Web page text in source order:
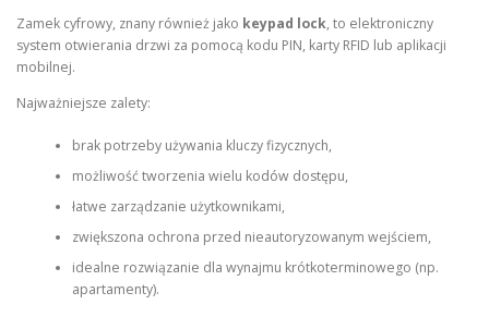
Zamek cyfrowy, znany również jako keypad lock, to elektroniczny
system otwierania drzwi za pomocą kodu PIN, karty RFID lub aplikacji
mobilnej.
Najważniejsze zalety:
brak potrzeby używania kluczy fizycznych,
możliwość tworzenia wielu kodów dostępu,
łatwe zarządzanie użytkownikami,
zwiększona ochrona przed nieautoryzowanym wejściem,
idealne rozwiązanie dla wynajmu krótkoterminowego (np.
apartamenty).